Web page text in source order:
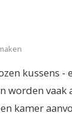
kussens -
vaak
kamer